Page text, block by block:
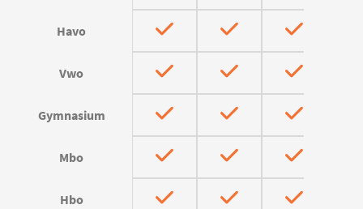
Havo
Vwo
Gymnasium
Mbo
Hbo